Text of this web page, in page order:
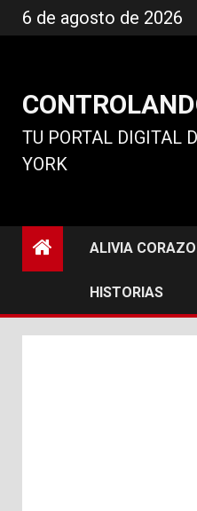
al
6 de agosto de 2026
TU PORTAL DIGITAL
YORK
ALIVIA
HISTORIAS